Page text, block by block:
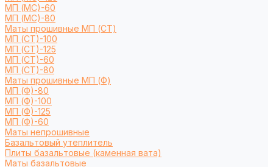
МП (МС)-60
МП (МС)-80
Маты прошивные МП (СТ)
МП (СТ)-100
МП (СТ)-125
МП (СТ)-60
МП (СТ)-80
Маты прошивные МП (Ф)
МП (Ф)-80
МП (Ф)-100
МП (Ф)-125
МП (Ф)-60
Маты непрошивные
Базальтовый утеплитель
Плиты базальтовые (каменная вата)
Маты базальтовые